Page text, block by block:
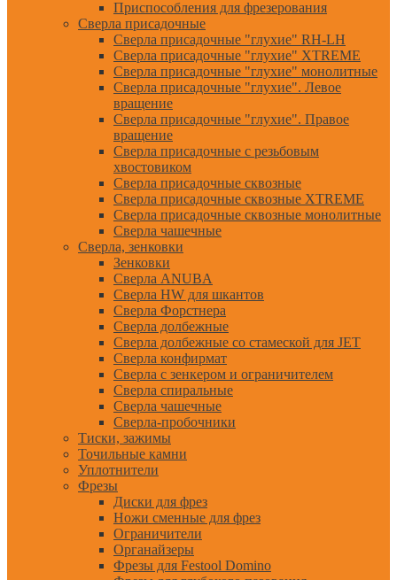
Приспособления для фрезерования
Сверла присадочные
Сверла присадочные "глухие" RH-LH
Сверла присадочные "глухие" XTREME
Сверла присадочные "глухие" монолитные
Сверла присадочные "глухие". Левое
вращение
Сверла присадочные "глухие". Правое
вращение
Сверла присадочные с резьбовым
хвостовиком
Сверла присадочные сквозные
Сверла присадочные сквозные XTREME
Сверла присадочные сквозные монолитные
Сверла чашечные
Сверла, зенковки
Зенковки
Сверла ANUBA
Сверла HW для шкантов
Сверла Форстнера
Сверла долбежные
Сверла долбежные со стамеской для JET
Сверла конфирмат
Сверла с зенкером и ограничителем
Сверла спиральные
Сверла чашечные
Сверла-пробочники
Тиски, зажимы
Точильные камни
Уплотнители
Фрезы
Диски для фрез
Ножи сменные для фрез
Ограничители
Органайзеры
Фрезы для Festool Domino